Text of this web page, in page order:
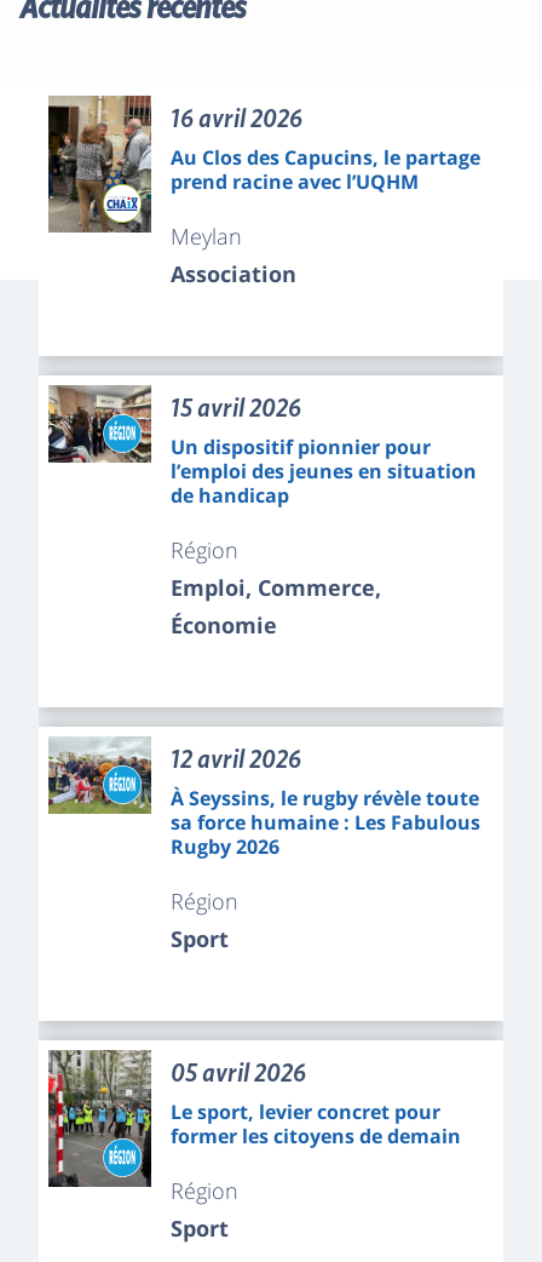
Actualités récentes
16 avril 2026
Au Clos des Capucins, le partage
prend racine avec l’UQHM
Meylan
Association
15 avril 2026
Un dispositif pionnier pour
l’emploi des jeunes en situation
de handicap
Région
Emploi, Commerce,
Économie
12 avril 2026
À Seyssins, le rugby révèle toute
sa force humaine : Les Fabulous
Rugby 2026
Région
Sport
05 avril 2026
Le sport, levier concret pour
former les citoyens de demain
Région
Sport